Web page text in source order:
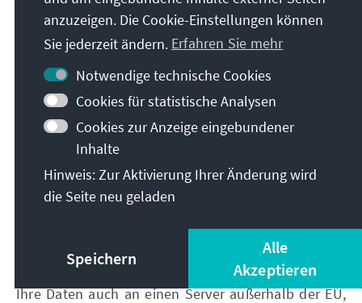
gemäß Art. 6 Abs. 1 lit. a DS-GVO.
2.3.1 Allgemeine Informationen zur
Einbindung von Google-Diensten
Um unsere Webseite stetig zu verbessern und Ihnen
das bestmögliche Nutzungserlebnis auf unseren
Webseiten zu ermöglichen, nutzen wir dafür die
Dienste des Anbieters Google Ireland Limited,
(„Google“). Im Rahmen der Dienste verarbeitet
Google ggfs. Ihre personenbezogenen Daten. Hierbei
kann nicht ausgeschlossen werden, dass Google
Ihre Daten auch an einen Server außerhalb der EU,
anzuzeigen. Die Cookie-Einstellungen können
Sie jederzeit ändern. Erfahren Sie mehr
Notwendige technische Cookies
Cookies für statistische Analysen
Cookies zur Anzeige eingebundener
Inhalte
Hinweis: Zur Aktivierung Ihrer Änderung wird
die Seite neu geladen
Speichern
Alle
Akzeptieren